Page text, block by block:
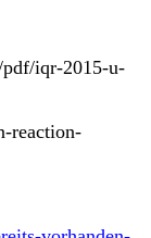
iqr-2015-u-
reaction-